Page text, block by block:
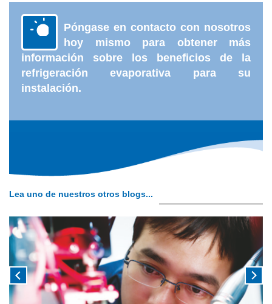
Póngase en contacto con nosotros
hoy mismo para obtener más
información sobre los beneficios de la
refrigeración evaporativa para su
instalación.
Lea uno de nuestros otros blogs...